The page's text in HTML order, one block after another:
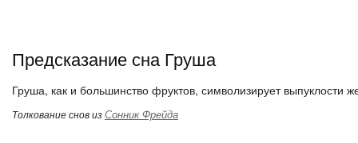
Предсказание сна Груша
Груша, как и большинство фруктов, символизирует выпуклости
Толкование снов изСонник Фрейда